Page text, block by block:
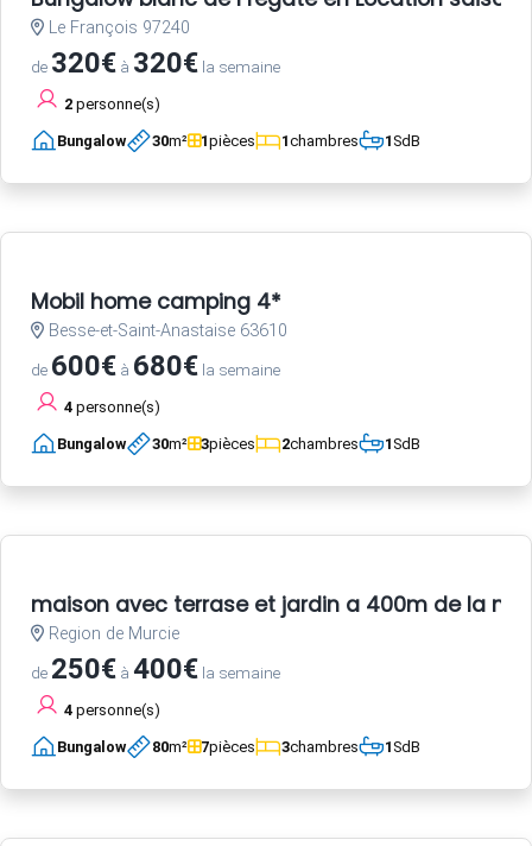
Le François 97240
de 320€ à 320€ la semaine
2 personne(s)
Bungalow 30m² 1pièces 1chambres 1SdB
Mobil home camping 4*
Besse-et-Saint-Anastaise 63610
de 600€ à 680€ la semaine
4 personne(s)
Bungalow 30m² 3pièces 2chambres 1SdB
maison avec terrase et jardin a 400m de la mer
Region de Murcie
de 250€ à 400€ la semaine
4 personne(s)
Bungalow 80m² 7pièces 3chambres 1SdB